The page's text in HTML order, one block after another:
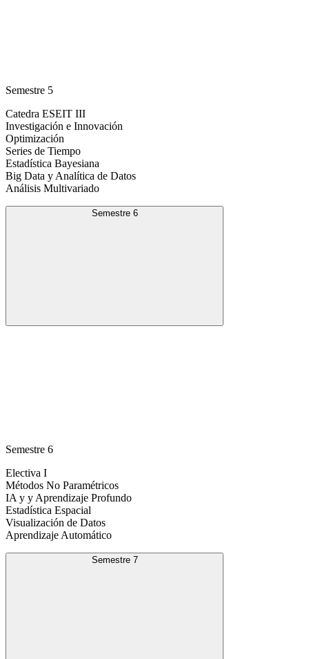
Semestre 5
Catedra ESEIT III
Investigación e Innovación
Optimización
Series de Tiempo
Estadística Bayesiana
Big Data y Analítica de Datos
Análisis Multivariado
Semestre 6
Semestre 6
Electiva I
Métodos No Paramétricos
IA y y Aprendizaje Profundo
Estadística Espacial
Visualización de Datos
Aprendizaje Automático
Semestre 7